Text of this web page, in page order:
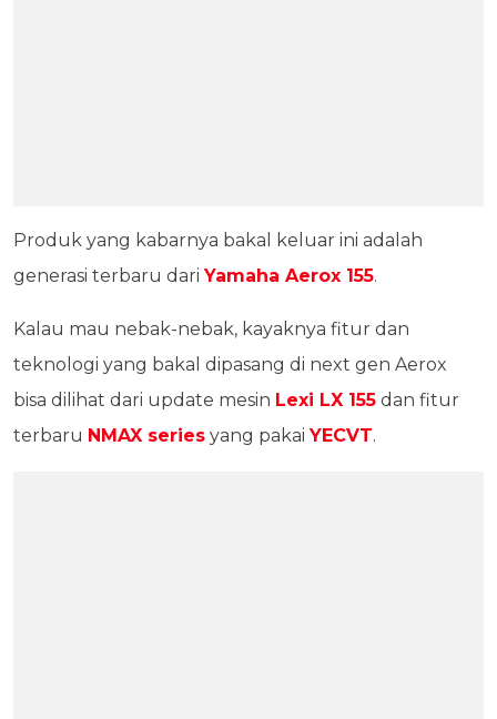
Produk yang kabarnya bakal keluar ini adalah
generasi terbaru dariYamaha Aerox 155.
Kalau mau nebak-nebak, kayaknya fitur dan
teknologi yang bakal dipasang di next gen Aerox
bisa dilihat dari update mesin Lexi LX 155 dan fitur
terbaru NMAX series yang pakaiYECVT.